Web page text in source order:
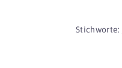
Stichworte: